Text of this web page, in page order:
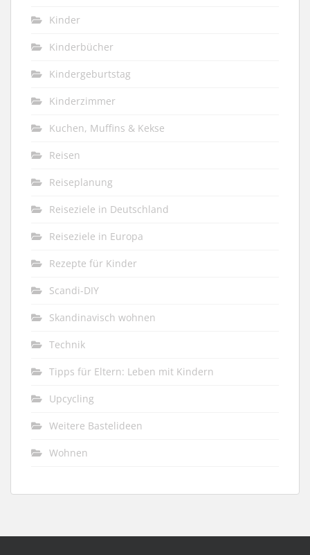
Kinder
Kinderbücher
Kindergeburtstag
Kinderzimmer
Kuchen, Muffins & Kekse
Reisen
Reiseplanung
Reiseziele in Deutschland
Reiseziele in Europa
Rezepte für Kinder
Scandi-DIY
Skandinavisch wohnen
Technik
Tipps für Eltern: Leben mit Kindern
Upcycling
Weitere Bastelideen
Wohnen